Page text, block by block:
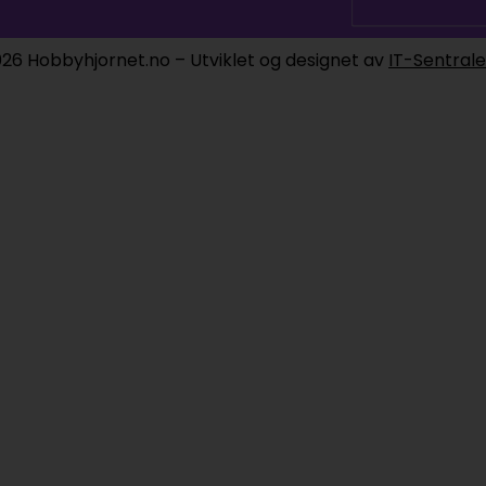
Hobbyhjornet.no – Utviklet og designet av IT-